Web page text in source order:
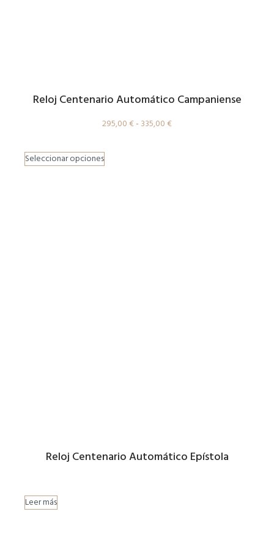
Reloj Centenario Automático Campaniense
295,00 €- 335,00 €
Seleccionar opciones
Reloj Centenario Automático Epístola
Leer más